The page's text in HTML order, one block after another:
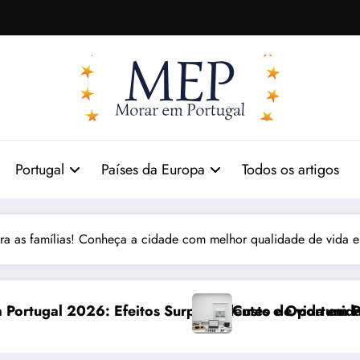
Portugal Países da Europa Todos os artigos
as famílias! Conheça a cidade com melhor qualidade de vida
e Oportunidades
Custo de vida em Portugal 2026: impactos reais